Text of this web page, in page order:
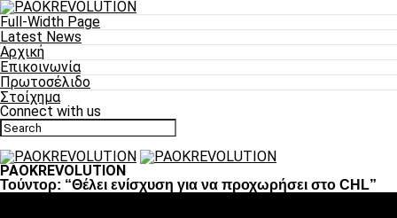
Full-Width Page
Latest News
Αρχική
Επικοινωνία
Πρωτοσέλιδο
Στοίχημα
Connect with us
PAOKREVOLUTION
Τούντορ: “Θέλει ενίσχυση για να προχωρήσει στο CHL”